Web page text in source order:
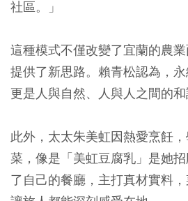
社區。」
這種模式不僅改變了宜蘭的農
提供了新思路。賴青松認為，永
更是人與自然、人與人之間的和
此外，太太朱美虹因熱愛烹飪
菜，像是「美虹豆腐乳」是她
了自己的餐廳，主打真材實料